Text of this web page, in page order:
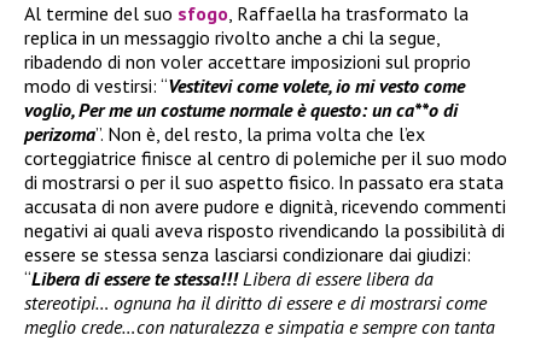
Al termine del suo sfogo, Raffaella ha trasformato la
replica in un messaggio rivolto anche a chi la segue,
ribadendo di non voler accettare imposizioni sul proprio
modo di vestirsi: “Vestitevi come volete, io mi vesto come
voglio, Per me un costume normale è questo: un ca**o di
perizoma”. Non è, del resto, la prima volta che l’ex
corteggiatrice finisce al centro di polemiche per il suo modo
di mostrarsi o per il suo aspetto fisico. In passato era stata
accusata di non avere pudore e dignità, ricevendo commenti
negativi ai quali aveva risposto rivendicando la possibilità di
essere se stessa senza lasciarsi condizionare dai giudizi:
“Libera di essere te stessa!!!Libera di essere libera da
stereotipi… ognuna ha il diritto di essere e di mostrarsi come
meglio crede…con naturalezza e simpatia e sempre con tanta